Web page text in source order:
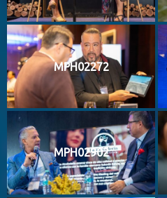
MPH02272
MPH02902